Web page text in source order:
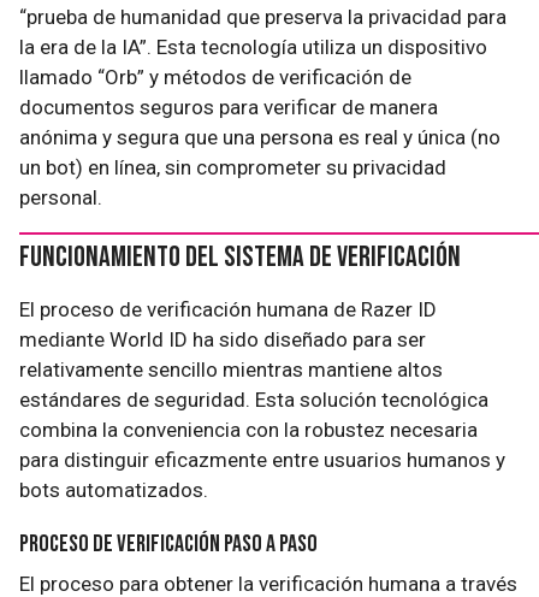
“prueba de humanidad que preserva la privacidad para
la era de la IA”. Esta tecnología utiliza un dispositivo
llamado “Orb” y métodos de verificación de
documentos seguros para verificar de manera
anónima y segura que una persona es real y única (no
un bot) en línea, sin comprometer su privacidad
personal.
Funcionamiento del Sistema de Verificación
El proceso de verificación humana de Razer ID
mediante World ID ha sido diseñado para ser
relativamente sencillo mientras mantiene altos
estándares de seguridad. Esta solución tecnológica
combina la conveniencia con la robustez necesaria
para distinguir eficazmente entre usuarios humanos y
bots automatizados.
Proceso de Verificación Paso a Paso
El proceso para obtener la verificación humana a través